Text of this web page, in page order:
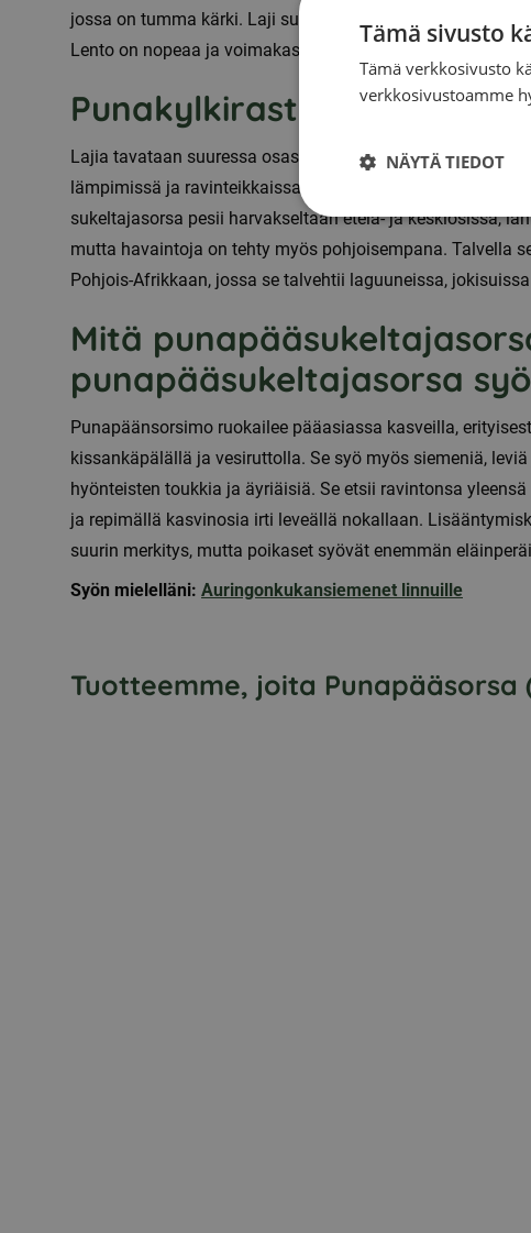
jossa on tumma kärki. Laji sukeltaa usein, mutta se etsii
Lento on nopeaa ja voimakasta, ja ilmassa leveät, kirkkaat
Punakylkirastaiden
Lajia tavataan suuressa osassa Eurooppaa, Pohjois-
lämpimissä ja ravinteikkaissa järvissä, joissa on tiheä
sukeltajasorsa pesii harvakseltaan etelä- ja keskiosissa,
mutta havaintoja on tehty myös pohjoisempana. Talvella
Pohjois-Afrikkaan, jossa se talvehtii laguuneissa,
Mitä
punapääsukeltajasorsa
Punapäänsorsimo ruokailee pääasiassa kasveilla,
kissankäpälällä ja vesiruttolla. Se syö myös siemeniä,
hyönteisten toukkia ja äyriäisiä. Se etsii ravintonsa
ja repimällä kasvinosia irti leveällä nokallaan.
suurin merkitys, mutta poikaset syövät enemmän
Syön mielelläni: Auringonkukansiemenet linnuille
Tuotteemme, joita
Tämä sivusto
Tämä verkkosivusto
verkkosivustoamme
NÄYTÄ TIEDOT